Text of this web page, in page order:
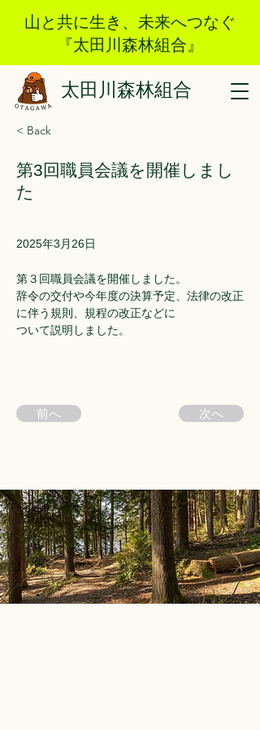
山と共に生き、未来へつなぐ
『太田川森林組合』
太田川森林組合
< Back
第3回職員会議を開催しまし
た
2025年3月26日
第３回職員会議を開催しました。
辞令の交付や今年度の決算予定、法律の改正
に伴う規則、規程の改正などに
ついて説明しました。
前へ 次へ